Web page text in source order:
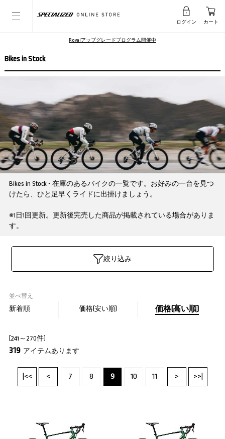
ログイン カート
Rovalアップグレードプログラム開催中
Bikes in Stock
Bikes in Stock - 在庫のあるバイクの一覧です。お好みの一台を見つ
けたら、ひと足早くライドに出掛けましょう。
※1日1回更新。更新後完売した商品が掲載されている場合がありま
す。
絞り込み
並べ替え
新着順 価格(安い順) 価格(高い順)
[241～270件]
319 アイテムあります
|<< < 7 8 9 10 11 > >>|